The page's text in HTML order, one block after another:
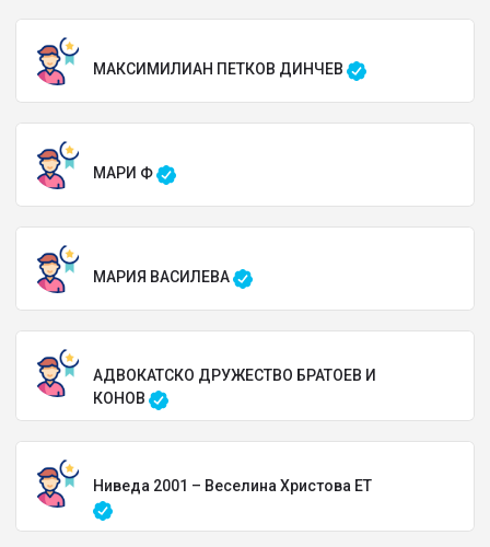
МАКСИМИЛИАН ПЕТКОВ ДИНЧЕВ
МАРИ Ф
МАРИЯ ВАСИЛЕВА
АДВОКАТСКО ДРУЖЕСТВО БРАТОЕВ И
КОНОВ
Ниведа 2001 – Веселина Христова ЕТ